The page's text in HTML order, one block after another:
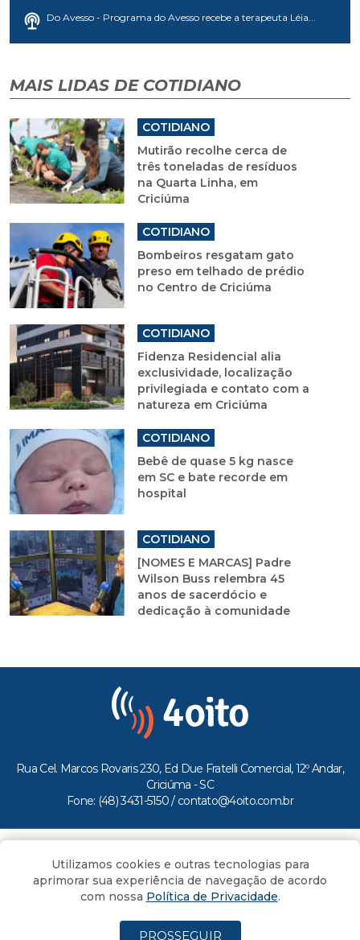
Do Avesso - Programa do Avesso recebe a terapeuta Léia...
MAIS LIDAS DE COTIDIANO
COTIDIANO
Mutirão recolhe cerca de
três toneladas de resíduos
na Quarta Linha, em
Criciúma
COTIDIANO
Bombeiros resgatam gato
preso em telhado de prédio
no Centro de Criciúma
COTIDIANO
Fidenza Residencial alia
exclusividade, localização
privilegiada e contato com a
natureza em Criciúma
COTIDIANO
Bebê de quase 5 kg nasce
em SC e bate recorde em
hospital
COTIDIANO
[NOMES E MARCAS] Padre
Wilson Buss relembra 45
anos de sacerdócio e
dedicação à comunidade
Rua Cel. Marcos Rovaris 230, Ed Due Fratelli Comercial, 12º Andar,
Criciúma - SC
Fone: (48) 3431-5150 / contato@4oito.com.br
Todos os direitos reservados ao Portal 4oito
Utilizamos cookies e outras tecnologias para
aprimorar sua experiência de navegação de acordo
com nossa Política de Privacidade.
PROSSEGUIR